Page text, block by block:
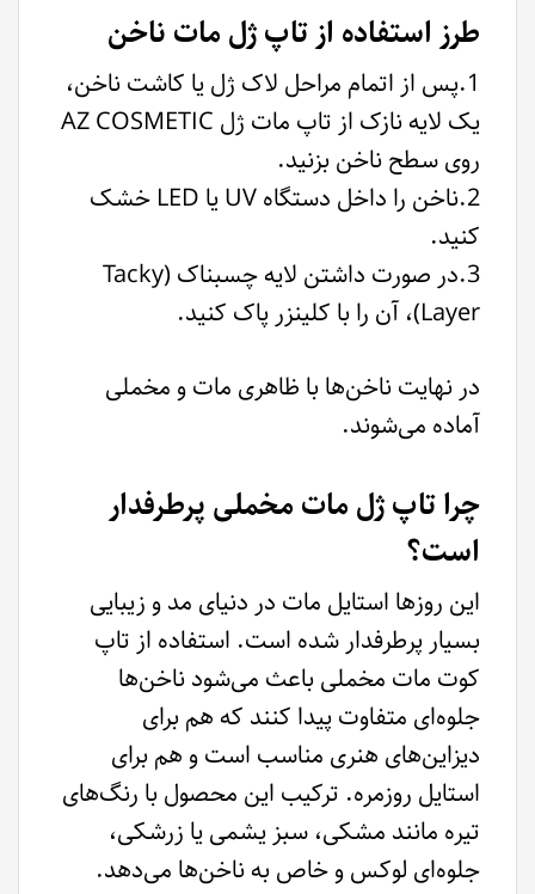
طرز استفاده از تاپ ژل مات ناخن
1.پس از اتمام مراحل لاک ژل یا کاشت ناخن،
یک لایه نازک از تاپ مات ژل AZ COSMETIC
روی سطح ناخن بزنید.
2.ناخن را داخل دستگاه UV یا LED خشک
کنید.
3.در صورت داشتن لایه چسبناک (Tacky
Layer)، آن را با کلینزر پاک کنید.
در نهایت ناخن‌ها با ظاهری مات و مخملی
آماده می‌شوند.
چرا تاپ ژل مات مخملی پرطرفدار
است؟
این روزها استایل مات در دنیای مد و زیبایی
بسیار پرطرفدار شده است. استفاده از تاپ
کوت مات مخملی باعث می‌شود ناخن‌ها
جلوه‌ای متفاوت پیدا کنند که هم برای
دیزاین‌های هنری مناسب است و هم برای
استایل روزمره. ترکیب این محصول با رنگ‌های
تیره مانند مشکی، سبز یشمی یا زرشکی،
جلوه‌ای لوکس و خاص به ناخن‌ها می‌دهد.